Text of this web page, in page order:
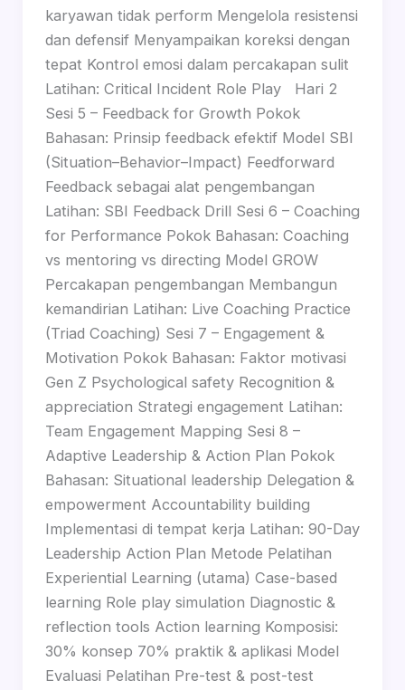
karyawan tidak perform Mengelola resistensi
dan defensif Menyampaikan koreksi dengan
tepat Kontrol emosi dalam percakapan sulit
Latihan: Critical Incident Role Play Hari 2
Sesi 5 – Feedback for Growth Pokok
Bahasan: Prinsip feedback efektif Model SBI
(Situation–Behavior–Impact) Feedforward
Feedback sebagai alat pengembangan
Latihan: SBI Feedback Drill Sesi 6 – Coaching
for Performance Pokok Bahasan: Coaching
vs mentoring vs directing Model GROW
Percakapan pengembangan Membangun
kemandirian Latihan: Live Coaching Practice
(Triad Coaching) Sesi 7 – Engagement &
Motivation Pokok Bahasan: Faktor motivasi
Gen Z Psychological safety Recognition &
appreciation Strategi engagement Latihan:
Team Engagement Mapping Sesi 8 –
Adaptive Leadership & Action Plan Pokok
Bahasan: Situational leadership Delegation &
empowerment Accountability building
Implementasi di tempat kerja Latihan: 90-Day
Leadership Action Plan Metode Pelatihan
Experiential Learning (utama) Case-based
learning Role play simulation Diagnostic &
reflection tools Action learning Komposisi:
30% konsep 70% praktik & aplikasi Model
Evaluasi Pelatihan Pre-test & post-test